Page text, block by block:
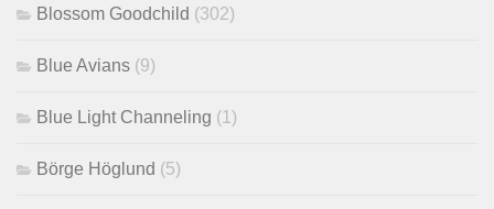
Blossom Goodchild (302)
Blue Avians (9)
Blue Light Channeling (1)
Börge Höglund (5)